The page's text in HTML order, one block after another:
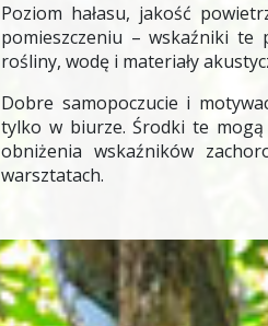
Poziom hałasu, jakość
pomieszczeniu – wskaźniki te
rośliny, wodę i materiały
Dobre samopoczucie i
tylko w biurze. Środki te
obniżenia wskaźników
warsztatach.